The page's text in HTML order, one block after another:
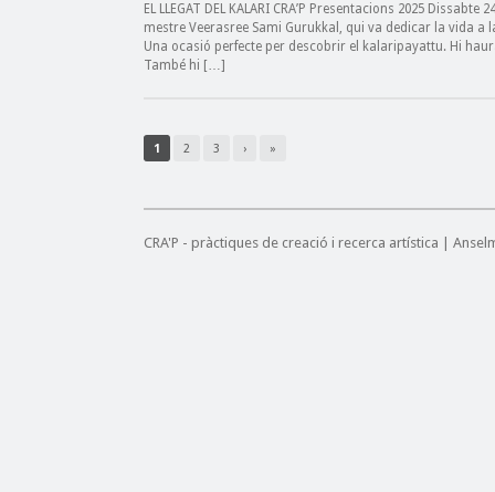
EL LLEGAT DEL KALARI CRA’P Presentacions 2025
mestre Veerasree Sami Gurukkal, qui va dedicar la vida a
Una ocasió perfecte per descobrir el kalaripayattu. Hi
També hi […]
1 2 3 › »
CRA'P - pràctiques de creació i recerca artística |